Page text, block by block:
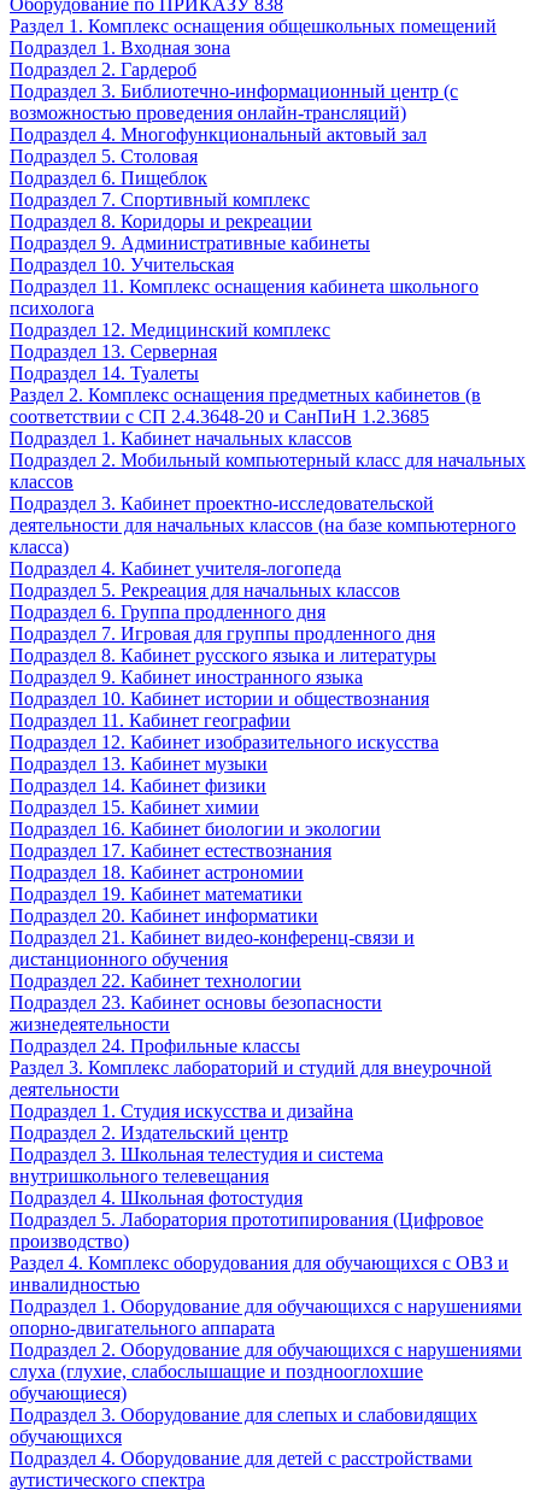
Оборудование по ПРИКАЗУ 838
Раздел 1. Комплекс оснащения общешкольных помещений
Подраздел 1. Входная зона
Подраздел 2. Гардероб
Подраздел 3. Библиотечно-информационный центр (с
возможностью проведения онлайн-трансляций)
Подраздел 4. Многофункциональный актовый зал
Подраздел 5. Столовая
Подраздел 6. Пищеблок
Подраздел 7. Спортивный комплекс
Подраздел 8. Коридоры и рекреации
Подраздел 9. Административные кабинеты
Подраздел 10. Учительская
Подраздел 11. Комплекс оснащения кабинета школьного
психолога
Подраздел 12. Медицинский комплекс
Подраздел 13. Серверная
Подраздел 14. Туалеты
Раздел 2. Комплекс оснащения предметных кабинетов (в
соответствии с СП 2.4.3648-20 и СанПиН 1.2.3685
Подраздел 1. Кабинет начальных классов
Подраздел 2. Мобильный компьютерный класс для начальных
классов
Подраздел 3. Кабинет проектно-исследовательской
деятельности для начальных классов (на базе компьютерного
класса)
Подраздел 4. Кабинет учителя-логопеда
Подраздел 5. Рекреация для начальных классов
Подраздел 6. Группа продленного дня
Подраздел 7. Игровая для группы продленного дня
Подраздел 8. Кабинет русского языка и литературы
Подраздел 9. Кабинет иностранного языка
Подраздел 10. Кабинет истории и обществознания
Подраздел 11. Кабинет географии
Подраздел 12. Кабинет изобразительного искусства
Подраздел 13. Кабинет музыки
Подраздел 14. Кабинет физики
Подраздел 15. Кабинет химии
Подраздел 16. Кабинет биологии и экологии
Подраздел 17. Кабинет естествознания
Подраздел 18. Кабинет астрономии
Подраздел 19. Кабинет математики
Подраздел 20. Кабинет информатики
Подраздел 21. Кабинет видео-конференц-связи и
дистанционного обучения
Подраздел 22. Кабинет технологии
Подраздел 23. Кабинет основы безопасности
жизнедеятельности
Подраздел 24. Профильные классы
Раздел 3. Комплекс лабораторий и студий для внеурочной
деятельности
Подраздел 1. Студия искусства и дизайна
Подраздел 2. Издательский центр
Подраздел 3. Школьная телестудия и система
внутришкольного телевещания
Подраздел 4. Школьная фотостудия
Подраздел 5. Лаборатория прототипирования (Цифровое
производство)
Раздел 4. Комплекс оборудования для обучающихся с ОВЗ и
инвалидностью
Подраздел 1. Оборудование для обучающихся с нарушениями
опорно-двигательного аппарата
Подраздел 2. Оборудование для обучающихся с нарушениями
слуха (глухие, слабослышащие и позднооглохшие
обучающиеся)
Подраздел 3. Оборудование для слепых и слабовидящих
обучающихся
Подраздел 4. Оборудование для детей с расстройствами
аутистического спектра